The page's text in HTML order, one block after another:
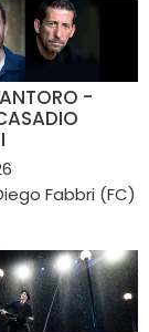
-
Fabbri (FC)